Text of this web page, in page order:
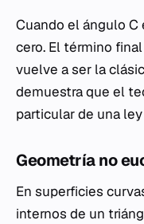
Cuando el ángulo C
cero. El término
vuelve a ser la
demuestra que el
particular de una
Geometría no
En superficies
internos de un